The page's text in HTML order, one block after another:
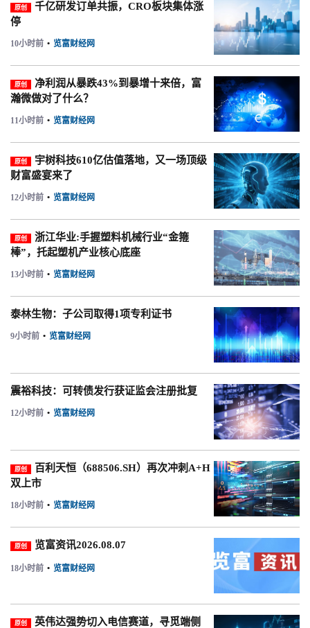
原创
千亿研发订单共振，CRO板块集体涨
停
10小时前 • 览富财经网
原创
净利润从暴跌43%到暴增十来倍，富
瀚微做对了什么？
11小时前 • 览富财经网
原创
宇树科技610亿估值落地，又一场顶级
财富盛宴来了
12小时前 • 览富财经网
原创
浙江华业:手握塑料机械行业“金箍
棒”，托起塑机产业核心底座
13小时前 • 览富财经网
泰林生物：子公司取得1项专利证书
9小时前 • 览富财经网
震裕科技：可转债发行获证监会注册批复
12小时前 • 览富财经网
原创
百利天恒（688506.SH）再次冲刺A+H
双上市
18小时前 • 览富财经网
原创 览富资讯2026.08.07
18小时前 • 览富财经网
原创
英伟达强势切入电信赛道，寻觅端侧